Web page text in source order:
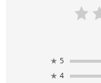
★ 5
★ 4